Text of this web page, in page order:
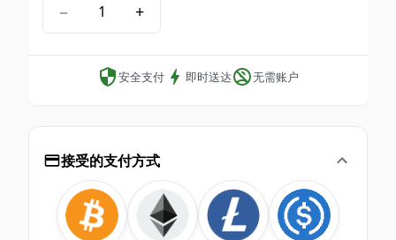
− +
安全支付 即时送达 无需账户
接受的支付方式